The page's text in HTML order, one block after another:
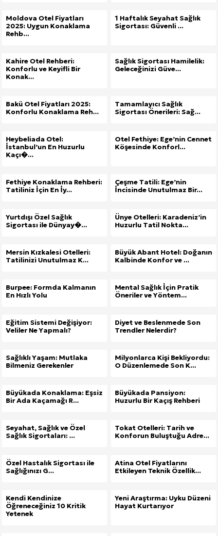
Moldova Otel Fiyatları
2025: Uygun Konaklama
Rehb...
1 Haftalık Seyahat Sağlık
Sigortası: Güvenli ...
Kahire Otel Rehberi:
Konforlu ve Keyifli Bir
Konak...
Sağlık Sigortası Hamilelik:
Geleceğinizi Güve...
Bakü Otel Fiyatları 2025:
Konforlu Konaklama Reh...
Tamamlayıcı Sağlık
Sigortası Önerileri: Sağ...
Heybeliada Otel:
İstanbul’un En Huzurlu
Kaçı�...
Otel Fethiye: Ege’nin Cennet
Köşesinde Konforl...
Fethiye Konaklama Rehberi:
Tatiliniz İçin En İy...
Çeşme Tatili: Ege’nin
İncisinde Unutulmaz Bir...
Yurtdışı Özel Sağlık
Sigortası ile Dünyay�...
Ünye Otelleri: Karadeniz’in
Huzurlu Tatil Nokta...
Mersin Kızkalesi Otelleri:
Tatilinizi Unutulmaz K...
Büyük Abant Hotel: Doğanın
Kalbinde Konfor ve ...
Burpee: Formda Kalmanın
En Hızlı Yolu
Mental Sağlık İçin Pratik
Öneriler ve Yöntem...
Eğitim Sistemi Değişiyor:
Veliler Ne Yapmalı?
Diyet ve Beslenmede Son
Trendler Nelerdir?
Sağlıklı Yaşam: Mutlaka
Bilmeniz Gerekenler
Milyonlarca Kişi Bekliyordu:
O Düzenlemede Son K...
Büyükada Konaklama: Eşsiz
Bir Ada Kaçamağı R...
Büyükada Pansiyon:
Huzurlu Bir Kaçış Rehberi
Seyahat, Sağlık ve Özel
Sağlık Sigortaları: ...
Tokat Otelleri: Tarih ve
Konforun Buluştuğu Adre...
Özel Hastalık Sigortası ile
Sağlığınızı G...
Atina Otel Fiyatlarını
Etkileyen Teknik Özellik...
Kendi Kendinize
Öğreneceğiniz 10 Kritik
Yetenek
Yeni Araştırma: Uyku Düzeni
Hayat Kurtarıyor